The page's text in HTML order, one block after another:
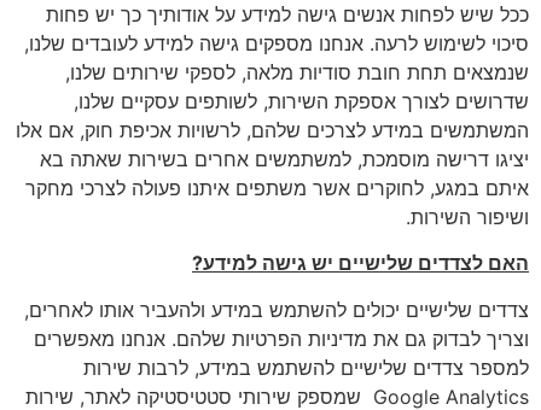
ככל שיש לפחות אנשים גישה למידע על אודותיך כך יש פחות
סיכוי לשימוש לרעה. אנחנו מספקים גישה למידע לעובדים שלנו,
שנמצאים תחת חובת סודיות מלאה, לספקי שירותים שלנו,
שדרושים לצורך אספקת השירות, לשותפים עסקיים שלנו,
המשתמשים במידע לצרכים שלהם, לרשויות אכיפת חוק, אם אלו
יציגו דרישה מוסמכת, למשתמשים אחרים בשירות שאתה בא
איתם במגע, לחוקרים אשר משתפים איתנו פעולה לצרכי מחקר
ושיפור השירות.
האם לצדדים שלישיים יש גישה למידע?
צדדים שלישיים יכולים להשתמש במידע ולהעביר אותו לאחרים,
וצריך לבדוק גם את מדיניות הפרטיות שלהם. אנחנו מאפשרים
למספר צדדים שלישיים להשתמש במידע, לרבות שירות
Google Analytics שמספק שירותי סטטיסטיקה לאתר, שירות